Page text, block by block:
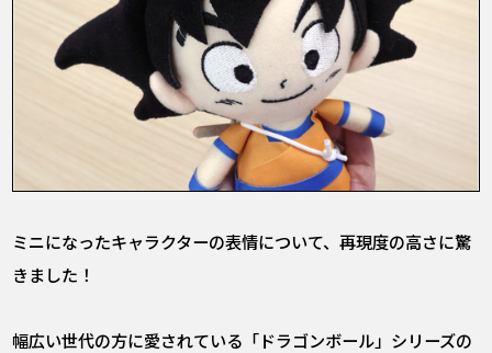
――ミニになったキャラクターの表情について、再現度の高さに驚
きました！
幅広い世代の方に愛されている「ドラゴンボール」シリーズの